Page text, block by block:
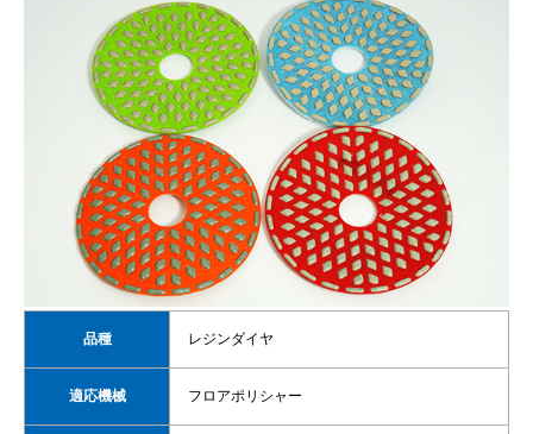
品種 レジンダイヤ
適応機械 フロアポリシャー